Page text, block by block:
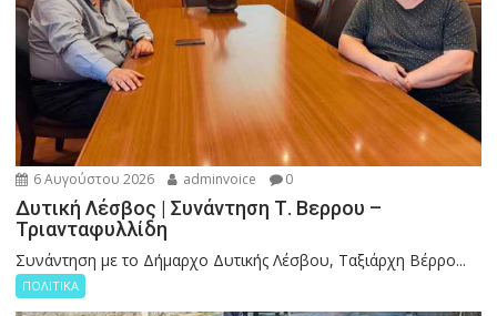
6 Αυγούστου 2026 adminvoice 0
Δυτική Λέσβος | Συνάντηση Τ. Βερρου –
Τριανταφυλλίδη
Συνάντηση με το Δήμαρχο Δυτικής Λέσβου, Ταξιάρχη Βέρρο...
ΠΟΛΙΤΙΚΑ